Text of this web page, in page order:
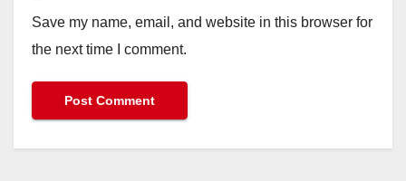
Save my name, email, and website in this browser for
the next time I comment.